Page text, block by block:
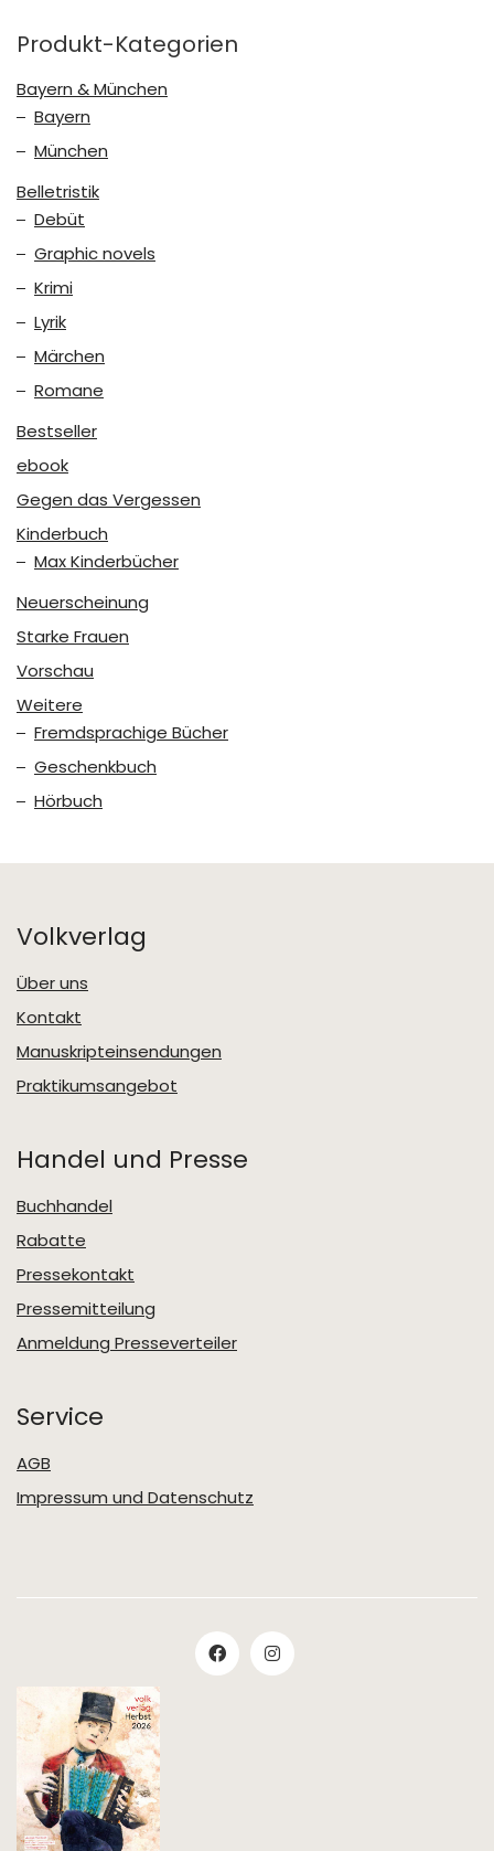
Produkt-Kategorien
Bayern & München
Bayern
München
Belletristik
Debüt
Graphic novels
Krimi
Lyrik
Märchen
Romane
Bestseller
ebook
Gegen das Vergessen
Kinderbuch
Max Kinderbücher
Neuerscheinung
Starke Frauen
Vorschau
Weitere
Fremdsprachige Bücher
Geschenkbuch
Hörbuch
Volkverlag
Über uns
Kontakt
Manuskripteinsendungen
Praktikumsangebot
Handel und Presse
Buchhandel
Rabatte
Pressekontakt
Pressemitteilung
Anmeldung Presseverteiler
Service
AGB
Impressum und Datenschutz